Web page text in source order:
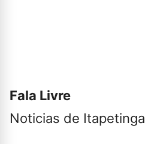
Fala Livre
Noticias de Itapetinga